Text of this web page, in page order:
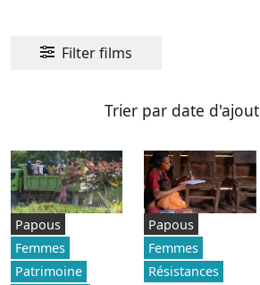
Filter films
Trier par date d'ajout
Papous
Femmes
Patrimoine
Papous
Femmes
Résistances